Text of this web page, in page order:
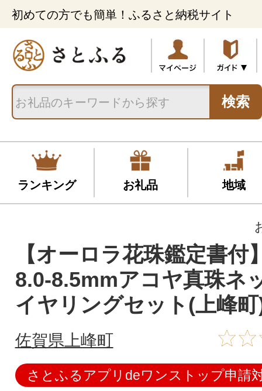
初めての方でも簡単！ふるさと納税サイト
検索
ランキング お礼品 地域
【オーロラ花珠鑑定書付
8.0-8.5mmアコヤ真珠ネ
イヤリングセット(上峰
佐賀県上峰町
さとふるアプリdeワンストップ申請